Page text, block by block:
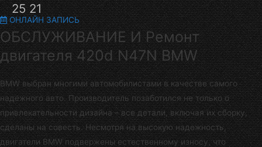
25 21
ОНЛАЙН ЗАПИСЬ
ОБСЛУЖИВАНИЕ И Ремонт
двигателя 420d N47N BMW
BMW выбран многими автомобилистами в качестве самого
надежного авто. Производитель позаботился не только о
привлекательности дизайна – все детали, включая их сборку,
сделаны на совесть. Несмотря на высокую надежность,
двигатели BMW подвержены естественному износу, что